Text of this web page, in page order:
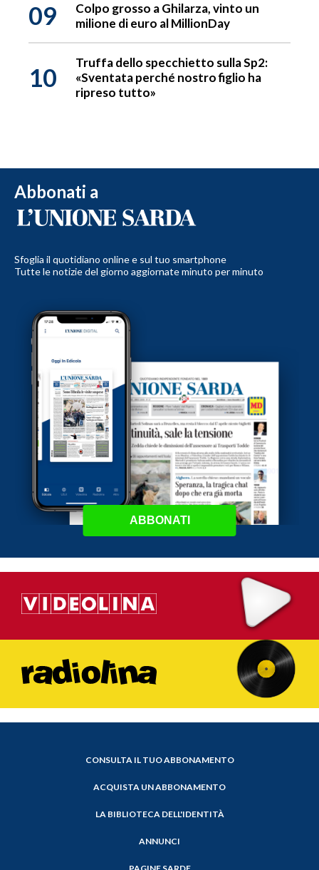
09
Colpo grosso a Ghilarza, vinto un
milione di euro al MillionDay
10
Truffa dello specchietto sulla Sp2:
«Sventata perché nostro figlio ha
ripreso tutto»
Abbonati a
Sfoglia il quotidiano online e sul tuo smartphone
Tutte le notizie del giorno aggiornate minuto per minuto
ABBONATI
CONSULTA IL TUO ABBONAMENTO
ACQUISTA UN ABBONAMENTO
LA BIBLIOTECA DELL'IDENTITÀ
ANNUNCI